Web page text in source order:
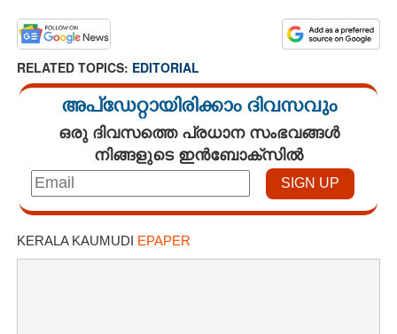
RELATED TOPICS: EDITORIAL
അപ്ഡേറ്റായിരിക്കാം ദിവസവും
ഒരു ദിവസത്തെ പ്രധാന സംഭവങ്ങൾ
നിങ്ങളുടെ ഇൻബോക്സിൽ
KERALA KAUMUDI EPAPER